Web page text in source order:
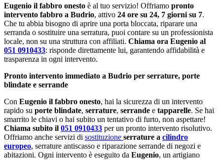
Eugenio il fabbro onesto è al tuo servizio! Offriamo pronto
intervento fabbro a Budrio, attivo 24 ore su 24, 7 giorni su 7.
Che tu abbia bisogno di aprire una porta bloccata, riparare una
serranda o sostituire una serratura, puoi contare su un professionista
locale, non su una struttura con affiliati. Chiama ora Eugenio al
051 0910433: risponde direttamente lui, garantendo affidabilità e
trasparenza in ogni intervento.
Pronto intervento immediato a Budrio per serrature, porte
blindate e serrande
Con Eugenio il fabbro onesto, hai la sicurezza di un intervento
rapido su porte blindate, serrature, serrande e tapparelle. Se hai
smarrito le chiavi o hai subito un tentativo di furto, non aspettare!
Chiama subito il 051 0910433 per un pronto intervento risolutivo.
Offriamo anche servizi di sostituzione serrature a cilindro
europeo, serrature antiscasso e riparazione serrande di negozi e
abitazioni. Ogni intervento è eseguito da Eugenio, un artigiano